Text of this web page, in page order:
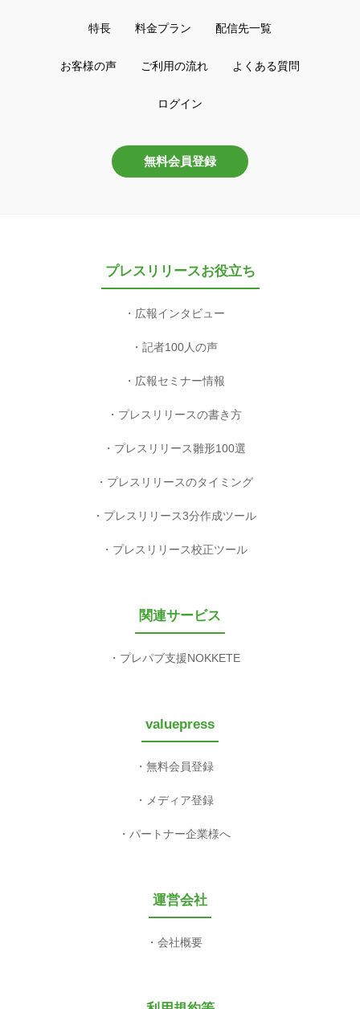
特長 料金プラン 配信先一覧
お客様の声 ご利用の流れ よくある質問
ログイン
無料会員登録
プレスリリースお役立ち
広報インタビュー
記者100人の声
広報セミナー情報
プレスリリースの書き方
プレスリリース雛形100選
プレスリリースのタイミング
プレスリリース3分作成ツール
プレスリリース校正ツール
関連サービス
プレパブ支援NOKKETE
valuepress
無料会員登録
メディア登録
パートナー企業様へ
運営会社
会社概要